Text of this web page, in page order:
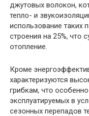
джутовых волокон,
тепло- и
использование таких
строения на 25%, что
отопление.
Кроме
характеризуются
грибкам, что
эксплуатируемых в
сезонных перепадов